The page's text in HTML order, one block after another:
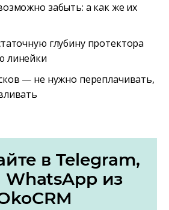
забыть: а как же их
глубину протектора
линейки
— не нужно переплачивать,
в Telegram,
WhatsApp из